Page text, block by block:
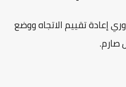
تقييم الاتجاه ووضع